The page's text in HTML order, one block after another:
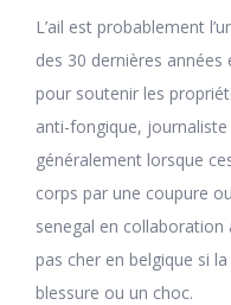
L’ail est probablement
des 30 dernières
pour soutenir les
anti-fongique,
généralement lorsque
corps par une coupure
senegal en
pas cher en belgique si
blessure ou un choc.